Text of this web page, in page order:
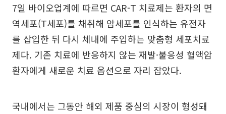
7일 바이오업계에 따르면 CAR-T 치료제는 환자의 면
역세포(T세포)를 채취해 암세포를 인식하는 유전자
를 삽입한 뒤 다시 체내에 주입하는 맞춤형 세포치료
제다. 기존 치료에 반응하지 않는 재발·불응성 혈액암
환자에게 새로운 치료 옵션으로 자리 잡았다.
국내에서는 그동안 해외 제품 중심의 시장이 형성돼